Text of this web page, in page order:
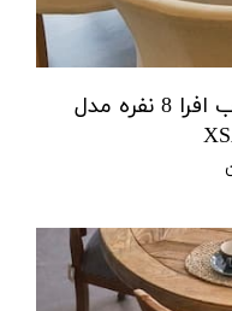
میز ناهارخوری چوبی گرد چوب افرا 8 نفره مدل